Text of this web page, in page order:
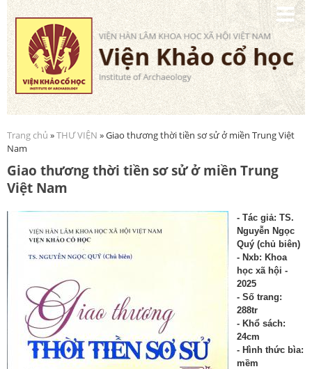
Nhảy
đến
nội
dung
Bạn đang ở đây
Trang chủ »THƯ VIỆN » Giao thương thời tiền sơ sử ở miền Trung Việt
Nam
Giao thương thời tiền sơ sử ở miền Trung
Việt Nam
- Tác giả: TS.
Nguyễn Ngọc
Quý (chủ biên)
- Nxb: Khoa
học xã hội -
2025
- Số trang:
288tr
- Khổ sách:
24cm
- Hình thức bìa:
mềm